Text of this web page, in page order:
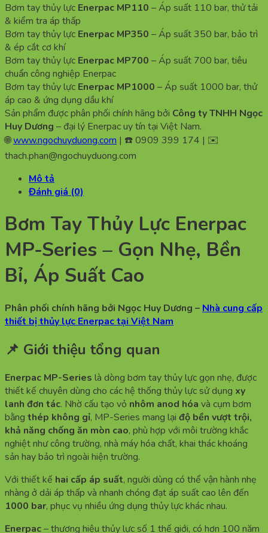
Bơm tay thủy lực Enerpac MP110 – Áp suất 110 bar, thử tải
& kiểm tra áp thấp
Bơm tay thủy lực Enerpac MP350 – Áp suất 350 bar, bảo trì
& ép cắt cơ khí
Bơm tay thủy lực Enerpac MP700 – Áp suất 700 bar, tiêu
chuẩn công nghiệp Enerpac
Bơm tay thủy lực Enerpac MP1000 – Áp suất 1000 bar, thử
áp cao & ứng dụng dầu khí
Sản phẩm được phân phối chính hãng bởi Công ty TNHH Ngọc
Huy Dương – đại lý Enerpac uy tín tại Việt Nam.
🌐www.ngochuyduong.com | ☎️ 0909 399 174 | ✉️
thach.phan@ngochuyduong.com
Mô tả
Đánh giá (0)
Bơm Tay Thủy Lực Enerpac
MP-Series – Gọn Nhẹ, Bền
Bỉ, Áp Suất Cao
Phân phối chính hãng bởi Ngọc Huy Dương – Nhà cung cấp
thiết bị thủy lực Enerpac tại Việt Nam
📌 Giới thiệu tổng quan
Enerpac MP-Series là dòng bơm tay thủy lực gọn nhẹ, được
thiết kế chuyên dùng cho các hệ thống thủy lực sử dụng xy
lanh đơn tác. Nhờ cấu tạo vỏ nhôm anod hóa và cụm bơm
bằng thép không gỉ, MP-Series mang lại độ bền vượt trội,
khả năng chống ăn mòn cao, phù hợp với môi trường khắc
nghiệt như công trường, nhà máy hóa chất, khai thác khoáng
sản hay bảo trì ngoài hiện trường.
Với thiết kế hai cấp áp suất, người dùng có thể vận hành nhẹ
nhàng ở dải áp thấp và nhanh chóng đạt áp suất cao lên đến
1000 bar, phục vụ nhiều ứng dụng thủy lực khác nhau.
Enerpac– thương hiệu thủy lực số 1 thế giới, có hơn 100 năm